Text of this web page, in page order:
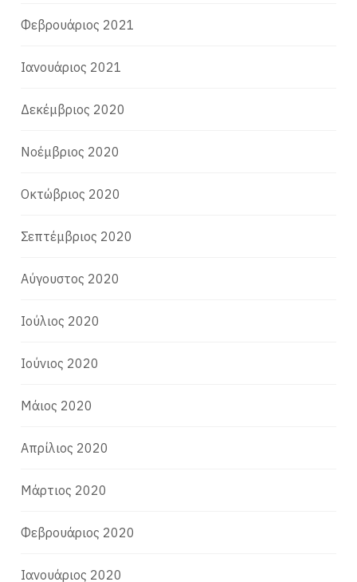
Φεβρουάριος 2021
Ιανουάριος 2021
Δεκέμβριος 2020
Νοέμβριος 2020
Οκτώβριος 2020
Σεπτέμβριος 2020
Αύγουστος 2020
Ιούλιος 2020
Ιούνιος 2020
Μάιος 2020
Απρίλιος 2020
Μάρτιος 2020
Φεβρουάριος 2020
Ιανουάριος 2020